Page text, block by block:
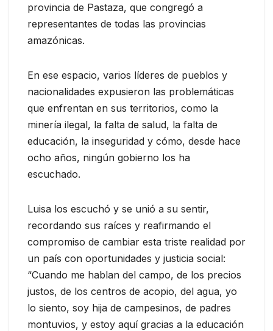
provincia de Pastaza, que congregó a
representantes de todas las provincias
amazónicas.
En ese espacio, varios líderes de pueblos y
nacionalidades expusieron las problemáticas
que enfrentan en sus territorios, como la
minería ilegal, la falta de salud, la falta de
educación, la inseguridad y cómo, desde hace
ocho años, ningún gobierno los ha
escuchado.
Luisa los escuchó y se unió a su sentir,
recordando sus raíces y reafirmando el
compromiso de cambiar esta triste realidad por
un país con oportunidades y justicia social:
“Cuando me hablan del campo, de los precios
justos, de los centros de acopio, del agua, yo
lo siento, soy hija de campesinos, de padres
montuvios, y estoy aquí gracias a la educación